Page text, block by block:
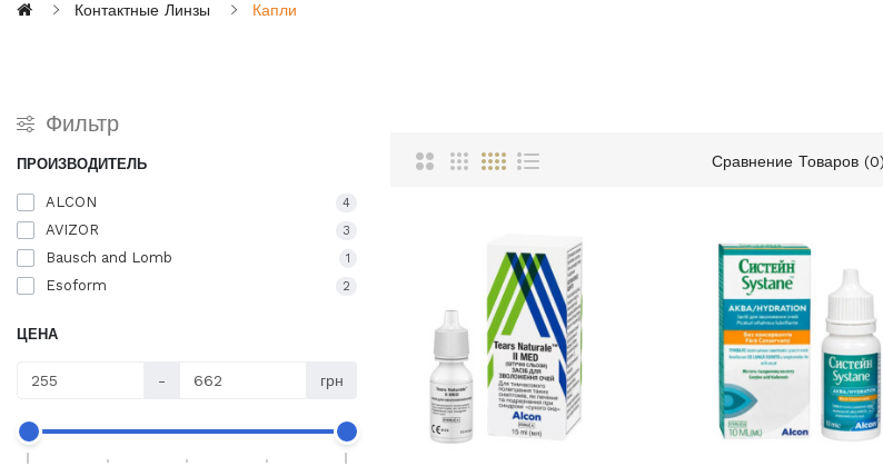
Контактные Линзы Капли
Фильтр
ПРОИЗВОДИТЕЛЬ
ALCON 4
AVIZOR 3
Bausch and Lomb 1
Esoform 2
ЦЕНА
- грн
Сравнение Товаров (0)